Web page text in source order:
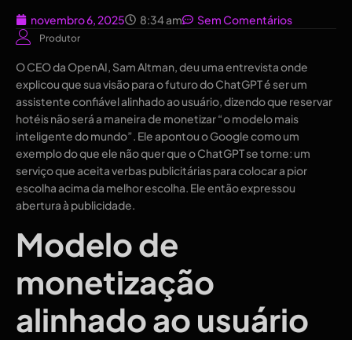
novembro 6, 2025 8:34 am Sem Comentários
Produtor
O CEO da OpenAI, Sam Altman, deu uma entrevista onde
explicou que sua visão para o futuro do ChatGPT é ser um
assistente confiável alinhado ao usuário, dizendo que reservar
hotéis não será a maneira de monetizar “o modelo mais
inteligente do mundo”. Ele apontou o Google como um
exemplo do que ele não quer que o ChatGPT se torne: um
serviço que aceita verbas publicitárias para colocar a pior
escolha acima da melhor escolha. Ele então expressou
abertura à publicidade.
Modelo de
monetização
alinhado ao usuário